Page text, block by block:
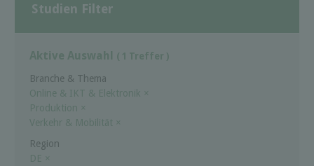
Studien Filter
Aktive Auswahl ( 1 Treffer )
Branche & Thema
Online & IKT & Elektronik ×
Produktion ×
Verkehr & Mobilität ×
Region
DE ×